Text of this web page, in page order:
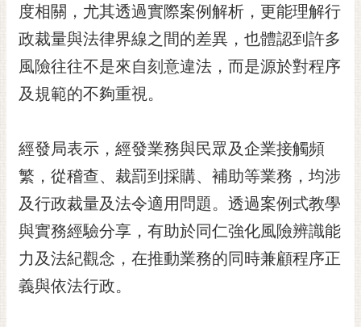
隱
私
權
及
安
全
策
網
站
資
料
開
放
宣
度相關，尤其透過實際案例解析，更能理解行
政裁量與法律界線之間的差異，也體認到許多
風險往往不是來自刻意違法，而是源於對程序
及規範的不夠重視。
經發局表示，經發業務與民眾及企業接觸頻
繁，從稽查、裁罰到採購、補助等業務，均涉
及行政裁量及法令適用問題。透過案例式教學
與實務經驗分享，有助於同仁強化風險辨識能
力及法紀觀念，在推動業務的同時兼顧程序正
義與依法行政。